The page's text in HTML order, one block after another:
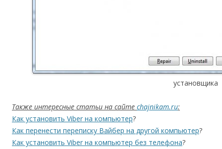
установщика
Также интересные статьи на сайте chajnikam.ru:
Как установить Viber на компьютер?
Как перенести переписку Вайбер на другой компьютер?
Как установить Viber на компьютер без телефона?